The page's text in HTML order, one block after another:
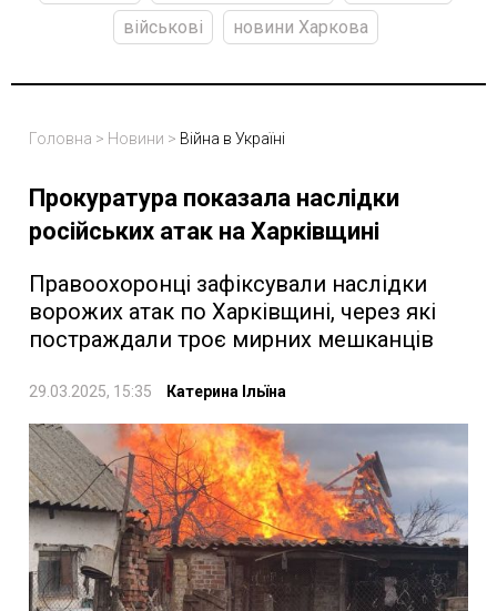
військові
новини Харкова
Головна > Новини > Війна в Україні
Прокуратура показала наслідки
російських атак на Харківщині
Правоохоронці зафіксували наслідки
ворожих атак по Харківщині, через які
постраждали троє мирних мешканців
29.03.2025, 15:35 Катерина Ільїна